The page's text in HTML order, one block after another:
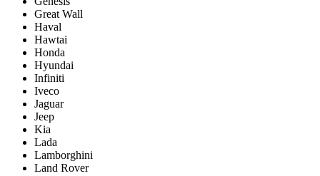
Great Wall
Haval
Hawtai
Honda
Hyundai
Infiniti
Iveco
Jaguar
Jeep
Kia
Lada
Lamborghini
Land Rover